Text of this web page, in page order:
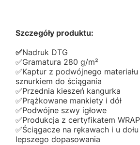
Szczegóły produktu:
✅️Nadruk DTG
✅️Gramatura 280 g/m²
✅️Kaptur z podwójnego
sznurkiem do ściągania
✅️Przednia kieszeń kangurka
✅️Prążkowane mankiety i dół
✅️Podwójne szwy igłowe
✅️Produkcja z certyfikatem WRAP
✅️Ściągacze na rękawach i u
lepszego dopasowania